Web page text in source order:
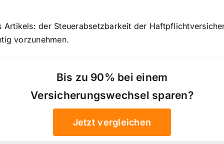
der Steuerabsetzbarkeit der
vorzunehmen.
Bis zu 90% bei einem
Versicherungswechsel sparen?
Jetzt vergleichen